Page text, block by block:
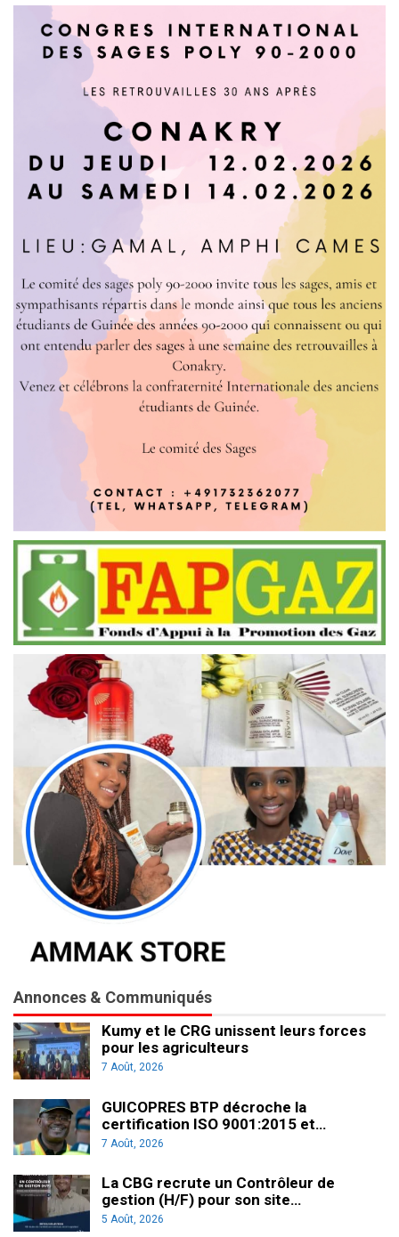
Annonces & Communiqués
Kumy et le CRG unissent leurs forces
pour les agriculteurs
7 Août, 2026
GUICOPRES BTP décroche la
certification ISO 9001:2015 et…
7 Août, 2026
La CBG recrute un Contrôleur de
gestion (H/F) pour son site…
5 Août, 2026